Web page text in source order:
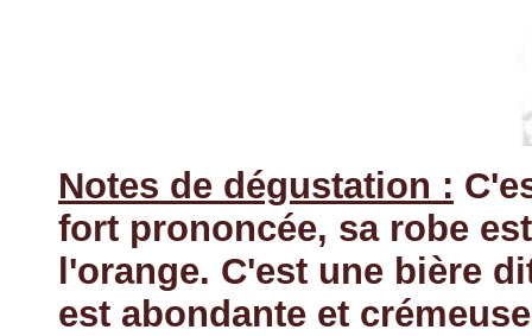
Notes de dégustation :
fort prononcée, sa robe
l'orange. C'est une bière
est abondante et